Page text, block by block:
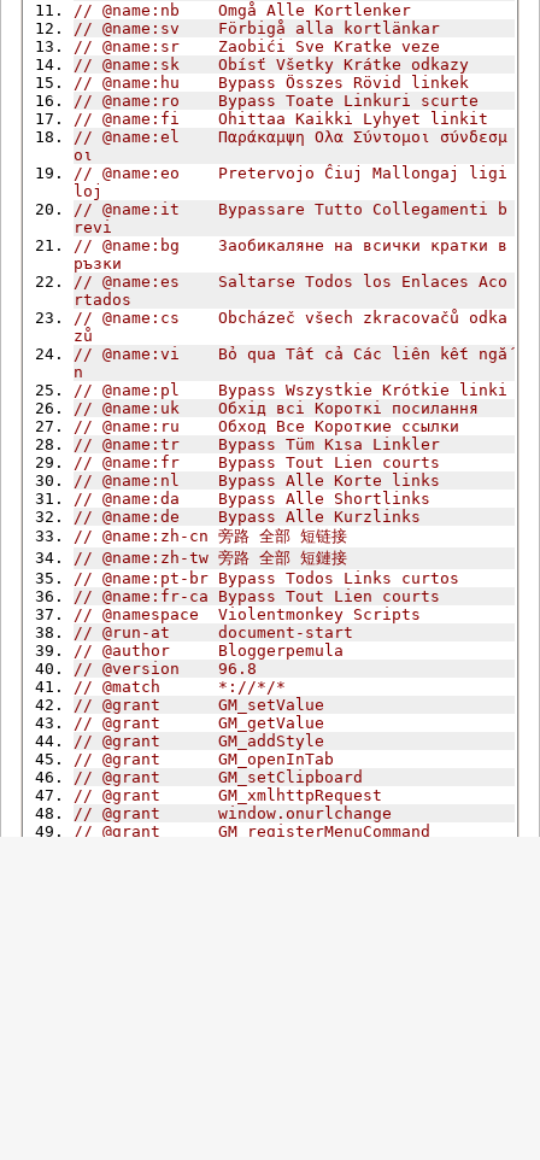
// @name:nb    Omgå Alle Kortlenker
// @name:sv    Förbigå alla kortlänkar
// @name:sr    Zaobići Sve Kratke veze
// @name:sk    Obísť Všetky Krátke odkazy
// @name:hu    Bypass Összes Rövid linkek
// @name:ro    Bypass Toate Linkuri scurte
// @name:fi    Ohittaa Kaikki Lyhyet linkit
// @name:el    Παράκαμψη Ολα Σύντομοι σύνδεσμ
οι
// @name:eo    Pretervojo Ĉiuj Mallongaj ligi
loj
// @name:it    Bypassare Tutto Collegamenti b
revi
// @name:bg    Заобикаляне на всички кратки в
ръзки
// @name:es    Saltarse Todos los Enlaces Aco
rtados
// @name:cs    Obcházeč všech zkracovačů odka
zů
// @name:vi    Bỏ qua Tất cả Các liên kết ngắ
n
// @name:pl    Bypass Wszystkie Krótkie linki
// @name:uk    Обхід всі Короткі посилання
// @name:ru    Обход Все Короткие ссылки
// @name:tr    Bypass Tüm Kısa Linkler
// @name:fr    Bypass Tout Lien courts
// @name:nl    Bypass Alle Korte links
// @name:da    Bypass Alle Shortlinks
// @name:de    Bypass Alle Kurzlinks
// @name:zh-cn 旁路 全部 短链接
// @name:zh-tw 旁路 全部 短鏈接
// @name:pt-br Bypass Todos Links curtos
// @name:fr-ca Bypass Tout Lien courts
// @namespace  Violentmonkey Scripts
// @run-at     document-start
// @author     Bloggerpemula
// @version    96.8
// @match      *://*/*
// @grant      GM_setValue
// @grant      GM_getValue
// @grant      GM_addStyle
// @grant      GM_openInTab
// @grant      GM_setClipboard
// @grant      GM_xmlhttpRequest
// @grant      window.onurlchange
// @grant      GM_registerMenuCommand